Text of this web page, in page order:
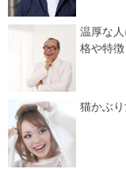
温厚な
格や特徴
猫かぶり